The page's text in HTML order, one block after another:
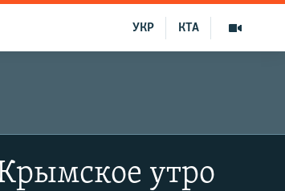
КТА
УКР
утро